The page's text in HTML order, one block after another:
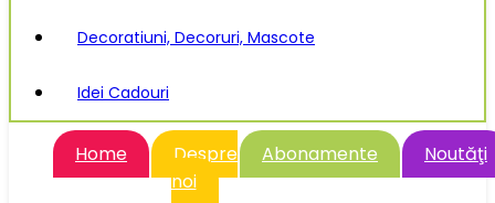
Decoratiuni, Decoruri, Mascote
Idei Cadouri
Home
Despre
noi
Abonamente Noutăţi